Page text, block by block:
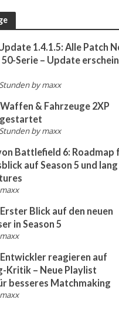
1.4.1.5: Alle Patch
Serie – Update
bymaxx
& Fahrzeuge 2XP
bymaxx
Battlefield 6: Roadmap
auf Season 5 und lang
maxx
Blick auf den neuen
in Season 5
maxx
reagieren auf
Kritik – Neue Playlist
besseres Matchmaking
maxx